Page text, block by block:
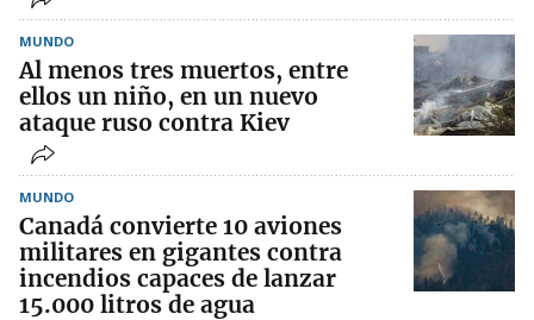
MUNDO
Al menos tres muertos, entre
ellos un niño, en un nuevo
ataque ruso contra Kiev
MUNDO
Canadá convierte 10 aviones
militares en gigantes contra
incendios capaces de lanzar
15.000 litros de agua